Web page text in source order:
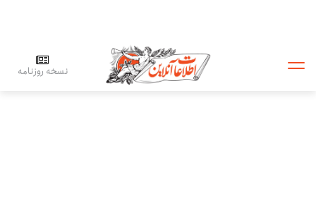
نسخه روزنامه